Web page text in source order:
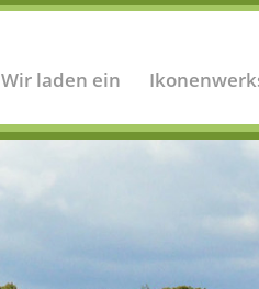
Wir laden ein